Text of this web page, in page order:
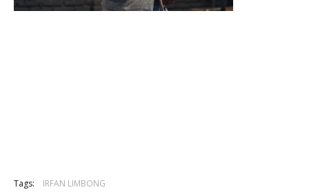
Tags: IRFAN LIMBONG